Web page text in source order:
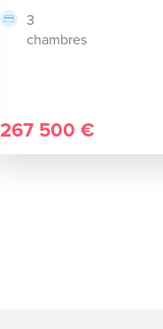
3
chambres
267 500 €